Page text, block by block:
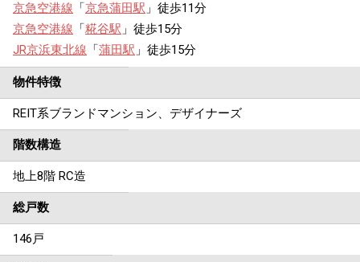
京急空港線 「京急蒲田駅 」徒歩11分
京急空港線 「糀谷駅 」徒歩15分
JR京浜東北線 「蒲田駅 」徒歩15分
物件特徴
REIT系ブランドマンション、デザイナーズ
階数構造
地上8階 RC造
総戸数
146戸